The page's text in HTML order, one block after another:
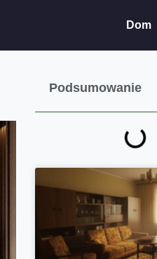
Dom
Podsumowanie